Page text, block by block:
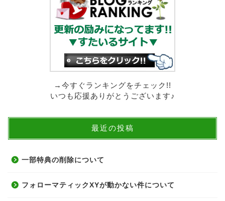
→今すぐランキングをチェック!!
いつも応援ありがとうございます♪
最近の投稿
一部特典の削除について
フォローマティックXYが動かない件について